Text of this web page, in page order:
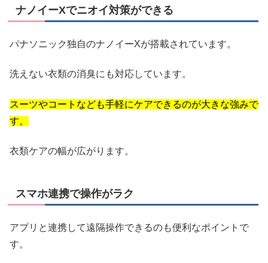
ナノイーXでニオイ対策ができる
パナソニック独自のナノイーXが搭載されています。
洗えない衣類の消臭にも対応しています。
スーツやコートなども手軽にケアできるのが大きな強みで
す。
衣類ケアの幅が広がります。
スマホ連携で操作がラク
アプリと連携して遠隔操作できるのも便利なポイントで
す。